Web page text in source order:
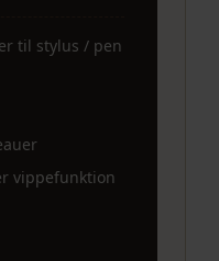
til stylus / pen
vippefunktion